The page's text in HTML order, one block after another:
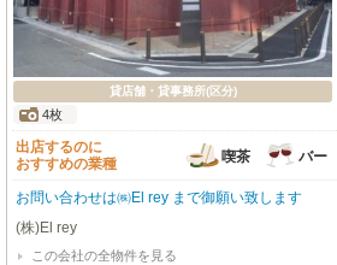
貸店舗・貸事務所(区分)
4枚
出店するのに
おすすめの業種
喫茶 バー
お問い合わせは㈱El rey まで御願い致します
(株)El rey
この会社の全物件を見る